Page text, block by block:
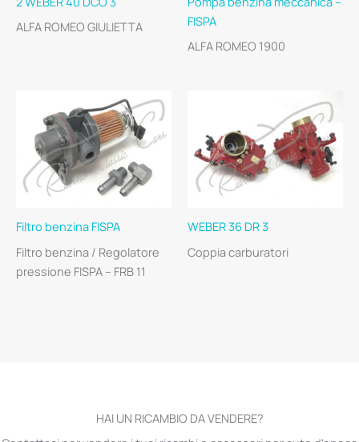
ALFA ROMEO GIULIETTA
FISPA
ALFA ROMEO 1900
Filtro benzina FISPA
Filtro benzina / Regolatore
pressione FISPA – FRB 11
WEBER 36 DR 3
Coppia carburatori
HAI UN RICAMBIO DA VENDERE?